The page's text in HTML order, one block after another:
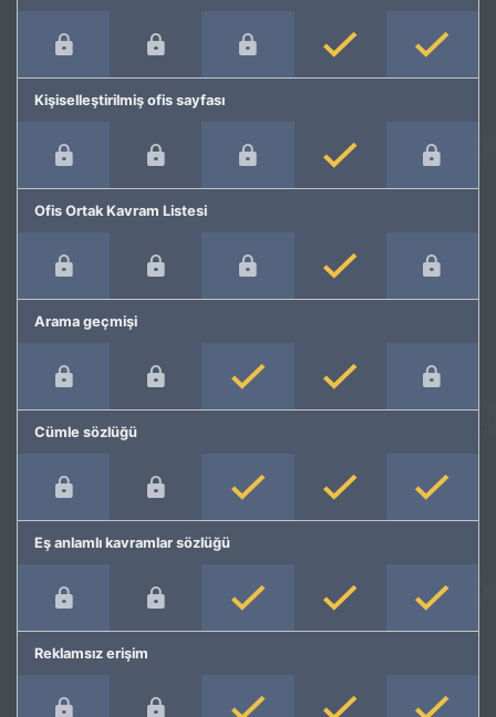
Kişiselleştirilmiş ofis sayfası
Ofis Ortak Kavram Listesi
Arama geçmişi
Cümle sözlüğü
Eş anlamlı kavramlar sözlüğü
Reklamsız erişim